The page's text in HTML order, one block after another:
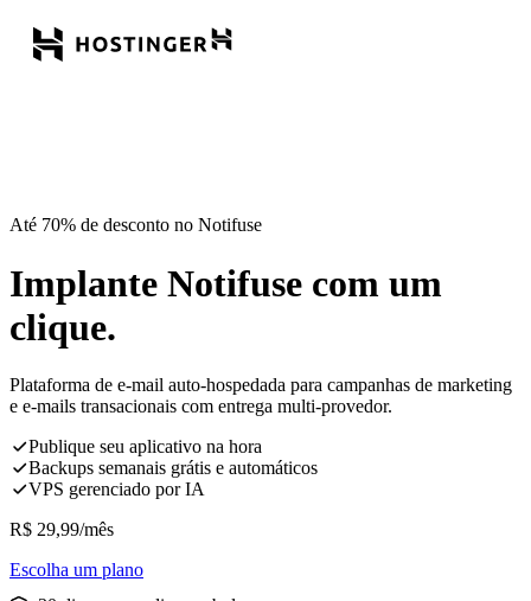
Até 70% de desconto no Notifuse
Implante Notifuse com um
clique.
Plataforma de e-mail auto-hospedada para campanhas de marketing
e e-mails transacionais com entrega multi-provedor.
Publique seu aplicativo na hora
Backups semanais grátis e automáticos
VPS gerenciado por IA
R$ 29,99/mês
Escolha um plano